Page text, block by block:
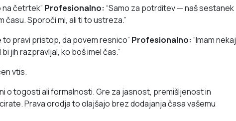
četrtek” Profesionalno: “Samo za potrditev — naš sestanek
Sporoči mi, ali ti to ustreza.”
to pravi pristop, da povem resnico” Profesionalno: “Imam nekaj
jih razpravljal, ko boš imel čas.”
vtis.
o togosti ali formalnosti. Gre za jasnost, premišljenost in
Prava orodja to olajšajo brez dodajanja časa vašemu